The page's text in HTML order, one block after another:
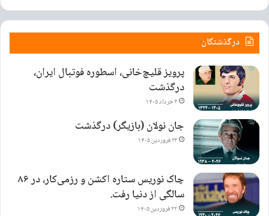
درگذشتگان
پرویز قلیچ‌خانی، اسطوره فوتبال ایران،
درگذشت
۳ خرداد ۱۴۰۵
جان نولان (بازیگر) درگذشت
۲۳ فروردین ۱۴۰۵
چاک نوریس ستاره اکشن و رزمی‌کار، در ۸۶
سالگی از دنیا رفت.
۲۲ فروردین ۱۴۰۵